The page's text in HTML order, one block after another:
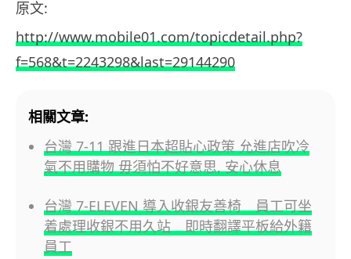
原文:
http://www.mobile01.com/topicdetail.php?
f=568&t=2243298&last=29144290
相關文章:
台灣 7-11 跟進日本超貼心政策 允進店吹冷
氣不用購物 毋須怕不好意思, 安心休息
台灣 7-ELEVEN 導入收銀友善椅 員工可坐
着處理收銀不用久站 即時翻譯平板給外籍
員工